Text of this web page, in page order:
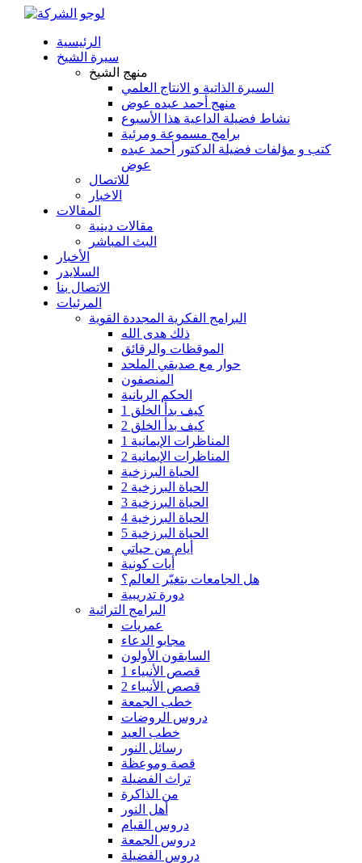
الرئيسية
سيرة الشيخ
منهج الشيخ
السيرة الذاتية و الانتاج العلمي
منهج أحمد عبده عوض
نشاط فضيلة الداعية هذا الأسبوع
برامج مسموعة ومرئية
كتب و مؤلفات فضيلة الدكتور أحمد عبده
عوض
للاتصال
الاخبار
المقالات
مقالات دينية
البث المباشر
الأخبار
السلايدر
الاتصال بنا
المرئيات
البرامج الفكرية المجددة القوية
ذلك هدى الله
الموقظات والرقائق
حوار مع صديقي الملحد
المنصفون
الحكم الربانية
كيف بدأ الخلق 1
كيف بدأ الخلق 2
المناظرات الإيمانية 1
المناظرات الإيمانية 2
الحياة البرزخية
الحياة البرزخية 2
الحياة البرزخية 3
الحياة البرزخية 4
الحياة البرزخية 5
أيام من حياتي
أيات كونية
هل الجامعات بتغيّر العالم؟
دورة تدريبية
البرامج التراثية
عمريات
مجابو الدعاء
السابقون الأولون
قصص الأنبياء 1
قصص الأنبياء 2
خطب الجمعة
دروس الروضات
خطب العيد
رسائل النور
قصة وموعظة
تراث الفضيلة
من الذاكرة
أهل النور
دروس القيام
دروس الجمعة
دروس الفضيلة